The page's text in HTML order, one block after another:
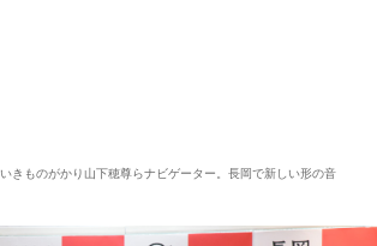
いきものがかり山下穂尊らナビゲーター。長岡で新しい形の音